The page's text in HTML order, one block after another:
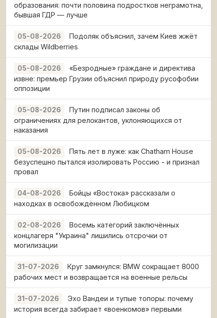
образования: почти половина подростков неграмотна,
бывшая ГДР — лучше
05-08-2026
Подоляк объяснил, зачем Киев жжёт
склады Wildberries
05-08-2026
«Безродные» граждане и директива
извне: премьер Грузии объяснил природу русофобии
оппозиции
05-08-2026
Путин подписал законы об
ограничениях для релокантов, уклоняющихся от
наказания
05-08-2026
Пять лет в луже: как Chatham House
безуспешно пытался изолировать Россию - и признал
провал
04-08-2026
Бойцы «Востока» рассказали о
находках в освобождённом Любицком
02-08-2026
Восемь категорий заключённых
концлагеря "Украина" лишились отсрочки от
могилизации
31-07-2026
Круг замкнулся: BMW сокращает 8000
рабочих мест и возвращается на военные рельсы
31-07-2026
Эхо Вандеи и тупые топоры: почему
история всегда забирает «военкомов» первыми